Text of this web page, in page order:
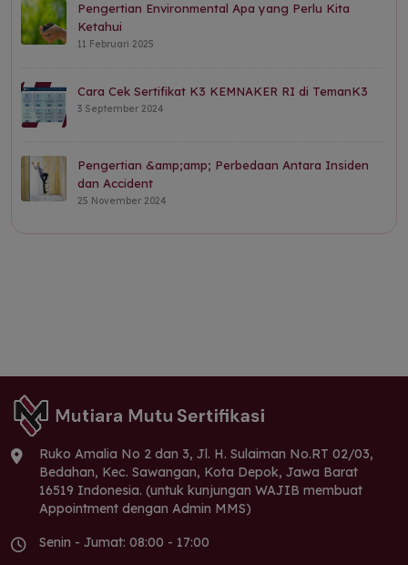
Pengertian Environmental Apa yang Perlu Kita
Ketahui
11 Februari 2025
Cara Cek Sertifikat K3 KEMNAKER RI di TemanK3
3 September 2024
Pengertian &amp;amp; Perbedaan Antara Insiden
dan Accident
25 November 2024
Ruko Amalia No 2 dan 3, Jl. H. Sulaiman No.RT 02/03,
Bedahan, Kec. Sawangan, Kota Depok, Jawa Barat
16519 Indonesia. (untuk kunjungan WAJIB membuat
Appointment dengan Admin MMS)
Senin - Jumat: 08:00 - 17:00